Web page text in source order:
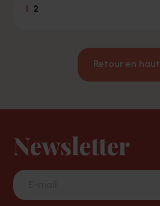
1 2
Retour en haut
Newsletter